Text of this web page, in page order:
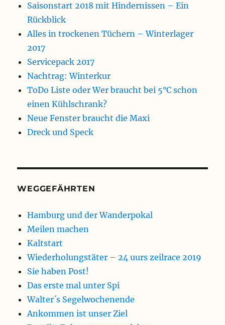
Saisonstart 2018 mit Hindernissen – Ein
Rückblick
Alles in trockenen Tüchern – Winterlager
2017
Servicepack 2017
Nachtrag: Winterkur
ToDo Liste oder Wer braucht bei 5°C schon
einen Kühlschrank?
Neue Fenster braucht die Maxi
Dreck und Speck
WEGGEFÄHRTEN
Hamburg und der Wanderpokal
Meilen machen
Kaltstart
Wiederholungstäter – 24 uurs zeilrace 2019
Sie haben Post!
Das erste mal unter Spi
Walter´s Segelwochenende
Ankommen ist unser Ziel